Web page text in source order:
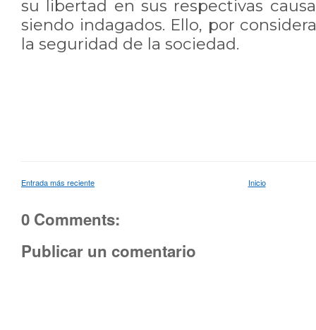
su libertad en sus respectivas
siendo indagados. Ello, por
la seguridad de la sociedad.
Entrada más reciente Inicio
0 Comments:
Publicar un comentario